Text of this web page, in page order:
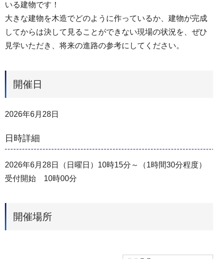
いる建物です！
大きな建物を木造でどのように作っているか、建物が完成
してからは決して見ることができない現場の状況を、ぜひ
見学いただき、将来の進路の参考にしてください。
開催日
2026年6月28日
日時詳細
2026年6月28日（日曜日）10時15分～（1時間30分程度）
受付開始 10時00分
開催場所